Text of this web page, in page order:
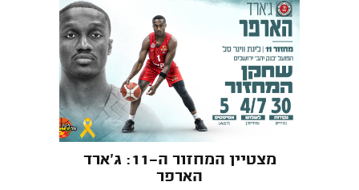
מצטיין המחזור ה־11: ג'ארד
הארפר